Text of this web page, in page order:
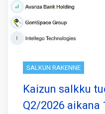
SALKUN RAKENNE
Kaizun salkku
Q2/2026 aikana